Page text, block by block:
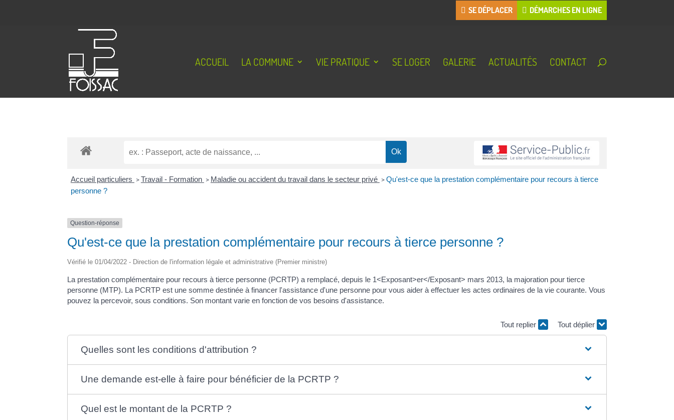
SE DÉPLACER DÉMARCHES EN LIGNE
ACCUEIL LA COMMUNE VIE PRATIQUE SE LOGER GALERIE ACTUALITÉS CONTACT
Accueil particuliers >Travail - Formation > Maladie ou accident du travail dans le secteur privé >Qu'est-ce que la prestation complémentaire pour recours à tierce
personne ?
Question-réponse
Qu'est-ce que la prestation complémentaire pour recours à tierce personne ?
Vérifié le 01/04/2022 - Direction de l'information légale et administrative (Premier ministre)
La prestation complémentaire pour recours à tierce personne (PCRTP) a remplacé, depuis le 1<Exposant>er</Exposant> mars 2013, la majoration pour tierce
personne (MTP). La PCRTP est une somme destinée à financer l'assistance d'une personne pour vous aider à effectuer les actes ordinaires de la vie courante. Vous
pouvez la percevoir, sous conditions. Son montant varie en fonction de vos besoins d'assistance.
Tout replier Tout déplier
Quelles sont les conditions d'attribution ?
Une demande est-elle à faire pour bénéficier de la PCRTP ?
Quel est le montant de la PCRTP ?